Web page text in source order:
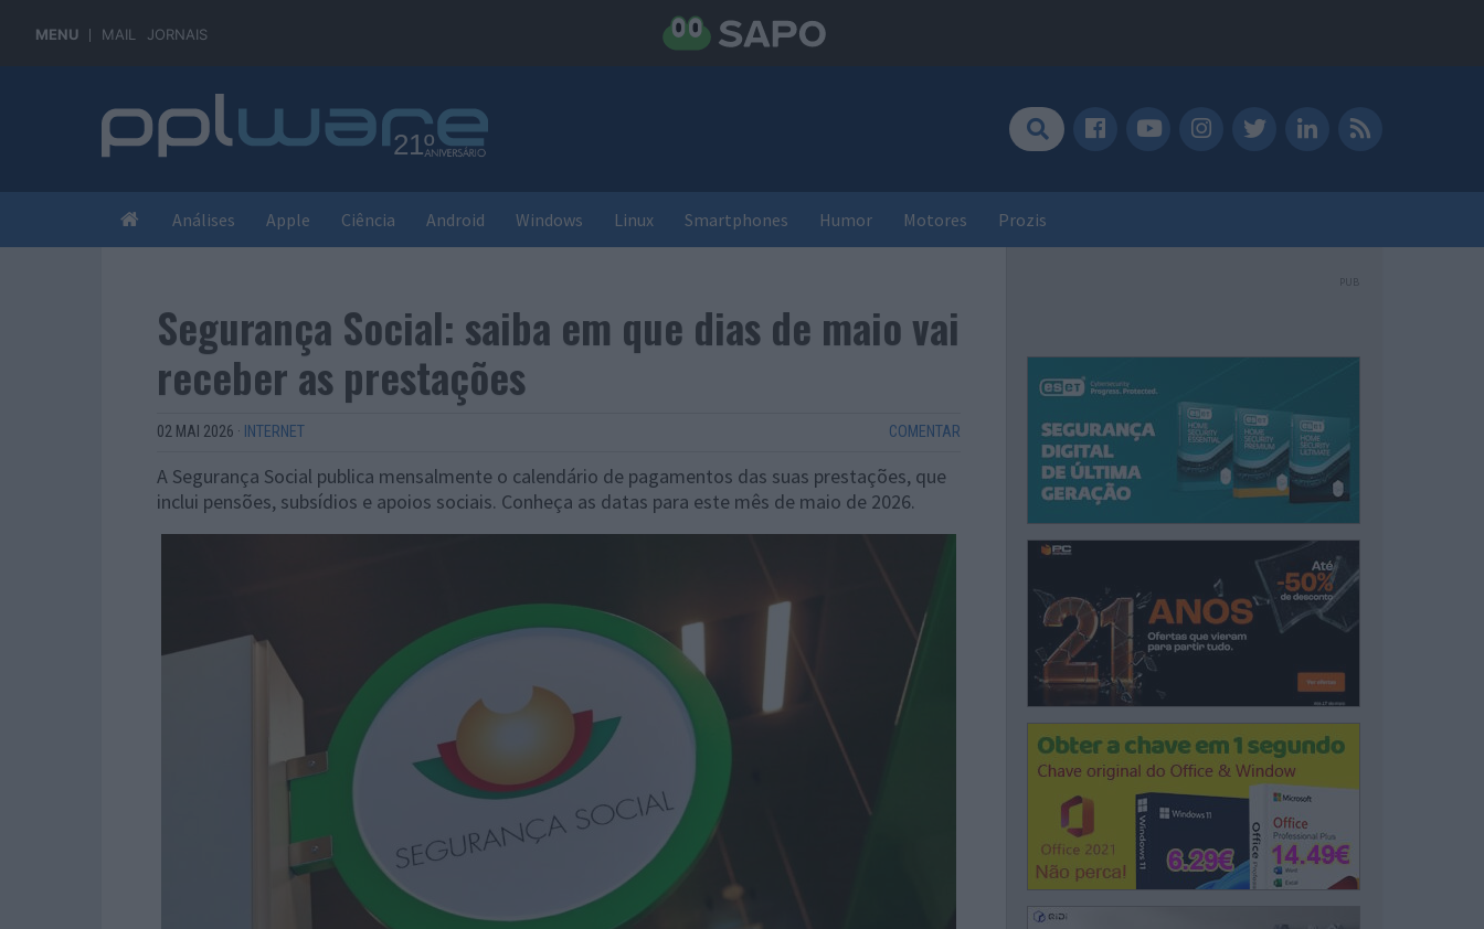
MENU MAIL JORNAIS
Análises Apple Ciência Android Windows Linux Smartphones Humor Motores Prozis
Segurança Social: saiba em que dias de maio vai
receber as prestações
02 MAI 2026 · INTERNET COMENTAR
A Segurança Social publica mensalmente o calendário de pagamentos das suas prestações, que
inclui pensões, subsídios e apoios sociais. Conheça as datas para este mês de maio de 2026.
PUB